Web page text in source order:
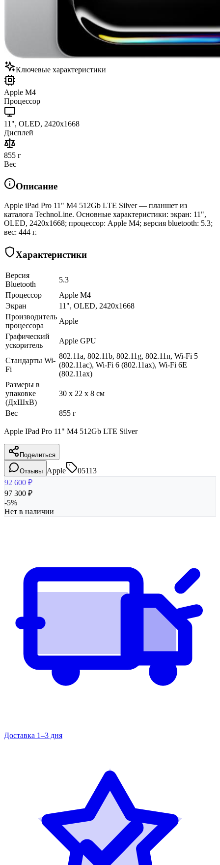
Ключевые характеристики
Apple M4
Процессор
11", OLED, 2420x1668
Дисплей
855 г
Вес
Описание
Apple iPad Pro 11" M4 512Gb LTE Silver — планшет из
каталога TechnoLine. Основные характеристики: экран: 11",
OLED, 2420x1668; процессор: Apple M4; версия bluetooth: 5.3;
вес: 444 г.
Характеристики
Версия
Bluetooth
5.3
Процессор
Apple M4
Экран
11", OLED, 2420x1668
Производитель
процессора
Apple
Графический
ускоритель
Apple GPU
Стандарты Wi-
Fi
802.11a, 802.11b, 802.11g, 802.11n, Wi-Fi 5
(802.11ac), Wi-Fi 6 (802.11ax), Wi-Fi 6E
(802.11ax)
Размеры в
упаковке
(ДхШхВ)
30 x 22 x 8 см
Вес 855 г
Apple IPad Pro 11" M4 512Gb LTE Silver
Поделиться
Отзывы Apple
05113
92 600 ₽
97 300 ₽
-5%
Нет в наличии
Доставка 1–3 дня